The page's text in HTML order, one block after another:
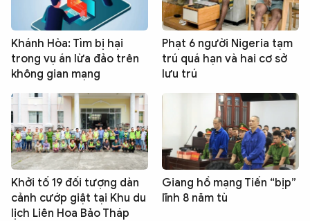
Khánh Hòa: Tìm bị hại
trong vụ án lừa đảo trên
không gian mạng
Phạt 6 người Nigeria tạm
trú quá hạn và hai cơ sở
lưu trú
Khởi tố 19 đối tượng dàn
cảnh cướp giật tại Khu du
lịch Liên Hoa Bảo Tháp
Giang hồ mạng Tiến “bịp”
lĩnh 8 năm tù